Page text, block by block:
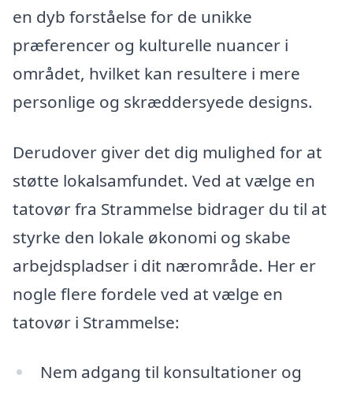
en dyb forståelse for de unikke
præferencer og kulturelle nuancer i
området, hvilket kan resultere i mere
personlige og skræddersyede designs.
Derudover giver det dig mulighed for at
støtte lokalsamfundet. Ved at vælge en
tatovør fra Strammelse bidrager du til at
styrke den lokale økonomi og skabe
arbejdspladser i dit nærområde. Her er
nogle flere fordele ved at vælge en
tatovør i Strammelse:
Nem adgang til konsultationer og